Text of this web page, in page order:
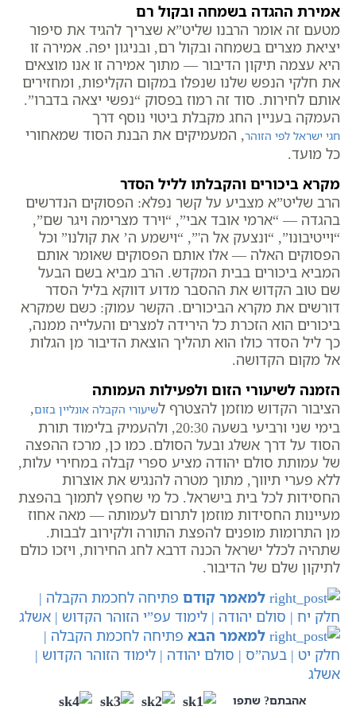
אמירת ההגדה בשמחה ובקול רם
מטעם זה אומר הרבנו שליט”א שצריך להגיד את סיפור
יציאת מצרים בשמחה ובקול רם, ובניגון יפה. אמירה זו
היא עצמה תיקון הדיבור — מתוך אמירה זו אנו מוצאים
את חלקי הנפש שלנו שנפלו במקום הקליפות, ומחזירים
אותם לחירות. סוד זה רמוז בפסוק “נפשי יצאה בדברו”.
העמקה בעניין החג מקבלת ביטוי נוסף דרך
חגי ישראל לפי הזוהר, המעמיקים את הבנת הסוד שמאחורי
כל מועד.
מקרא ביכורים והקבלתו לליל הסדר
הרב שליט”א מצביע על קשר נפלא: הפסוקים הנדרשים
בהגדה — “ארמי אובד אבי”, “וירד מצרימה ויגר שם”,
“וייטיבונו”, “ונצעק אל ה'”, “וישמע ה’ את קולנו” וכל
הפסוקים האלה — אלו אותם הפסוקים שאומר אותם
המביא ביכורים בבית המקדש. הרב מביא בשם הבעל
שם טוב הקדוש את ההסבר מדוע דווקא בליל הסדר
דורשים את מקרא הביכורים. הקשר עמוק: כשם שמקרא
ביכורים הוא הזכרת כל הירידה למצרים והעלייה ממנה,
כך ליל הסדר כולו הוא תהליך הוצאת הדיבור מן הגלות
אל מקום הקדושה.
הזמנה לשיעורי הזום ולפעילות העמותה
הציבור הקדוש מוזמן להצטרף לשיעורי הקבלה אונליין בזום,
בימי שני ורביעי בשעה 20:30, ולהעמיק בלימוד תורת
הסוד על דרך אשלג ובעל הסולם. כמו כן, מרכז ההפצה
של עמותת סולם יהודה מציע ספרי קבלה במחירי עלות,
ללא פערי תיווך, מתוך מטרה להנגיש את אוצרות
החסידות לכל בית בישראל. כל מי שחפץ לתמוך בהפצת
מעיינות החסידות מוזמן לתרום לעמותה — מאה אחוז
מן התרומות מופנים להפצת התורה ולקירוב לבבות.
שתהיה לכלל ישראל הכנה דרבא לחג החירות, ויזכו כולם
לתיקון שלם של הדיבור.
למאמר קודם פתיחה לחכמת הקבלה |
חלק יח | סולם יהודה | לימוד עפ”י הזוהר הקדוש | אשלג
למאמר הבא פתיחה לחכמת הקבלה |
חלק יט | בעה”ס | סולם יהודה | לימוד הזוהר הקדוש |
אשלג
אהבתם? שתפו